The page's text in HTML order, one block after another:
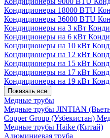
Кондиционеры 18000 BTU
Кондиционеры 36000 BTU
Кондиционеры на 3 кВт
Кондиционеры на 6 кВт
Кондиционеры на 10 кВт
Кондиционеры на 12 кВт
Кондиционеры на 15 кВт
Кондиционеры на 17 кВт
Кондиционеры на 19 кВт
Показать все
Медные трубы
Медные трубы JINTIAN
Copper Group (Узбекистан)
Медные трубы Haike (Китай)
Алюминиевая труба